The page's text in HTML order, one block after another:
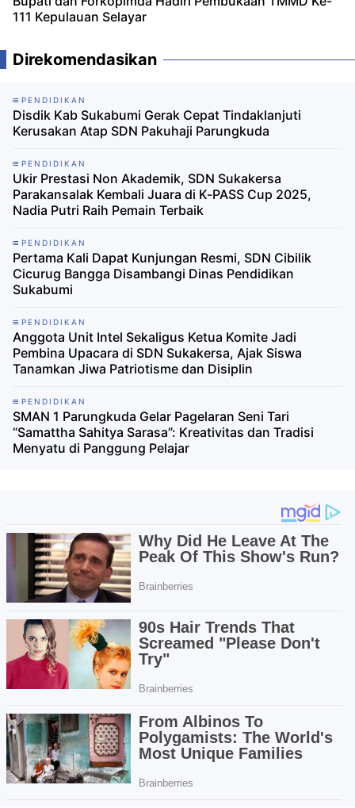
111 Kepulauan Selayar
Direkomendasikan
PENDIDIKAN
Disdik Kab Sukabumi Gerak Cepat Tindaklanjuti
Kerusakan Atap SDN Pakuhaji Parungkuda
PENDIDIKAN
Ukir Prestasi Non Akademik, SDN Sukakersa
Parakansalak Kembali Juara di K-PASS Cup 2025,
Nadia Putri Raih Pemain Terbaik
PENDIDIKAN
Pertama Kali Dapat Kunjungan Resmi, SDN Cibilik
Cicurug Bangga Disambangi Dinas Pendidikan
Sukabumi
PENDIDIKAN
Anggota Unit Intel Sekaligus Ketua Komite Jadi
Pembina Upacara di SDN Sukakersa, Ajak Siswa
Tanamkan Jiwa Patriotisme dan Disiplin
PENDIDIKAN
SMAN 1 Parungkuda Gelar Pagelaran Seni Tari
“Samattha Sahitya Sarasa”: Kreativitas dan Tradisi
Menyatu di Panggung Pelajar